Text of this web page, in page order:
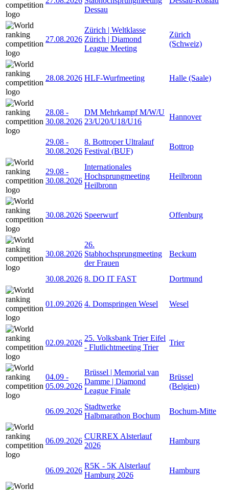
Dessau
27.08.2026
Zürich | Weltklasse
Zürich | Diamond
League Meeting
Zürich
(Schweiz)
28.08.2026 HLF-Wurfmeeting Halle (Saale)
28.08 -
30.08.2026
DM Mehrkampf M/W/U
23/U20/U18/U16
Hannover
29.08 -
30.08.2026
8. Bottroper Ultralauf
Festival (BUF)
Bottrop
29.08 -
30.08.2026
Internationales
Hochsprungmeeting
Heilbronn
Heilbronn
30.08.2026 Speerwurf Offenburg
30.08.2026
26.
Stabhochsprungmeeting
der Frauen
Beckum
30.08.2026 8. DO IT FAST Dortmund
01.09.2026 4. Domspringen Wesel Wesel
02.09.2026
25. Volksbank Trier Eifel
- Flutlichtmeeting Trier
Trier
04.09 -
05.09.2026
Brüssel | Memorial van
Damme | Diamond
League Finale
Brüssel
(Belgien)
06.09.2026
Stadtwerke
Halbmarathon Bochum
Bochum-Mitte
06.09.2026
CURREX Alsterlauf
2026
Hamburg
06.09.2026
R5K - 5K Alsterlauf
Hamburg 2026
Hamburg